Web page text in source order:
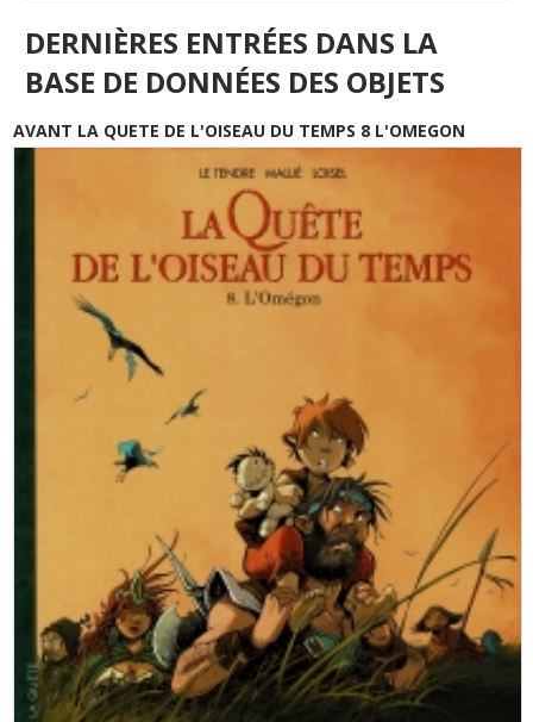
DERNIÈRES ENTRÉES DANS LA
BASE DE DONNÉES DES OBJETS
AVANT LA QUETE DE L'OISEAU DU TEMPS 8 L'OMEGON